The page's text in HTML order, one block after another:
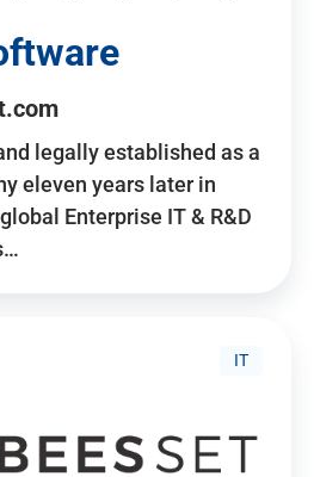
legally established as a
eleven years later in
Enterprise IT & R&D
IT